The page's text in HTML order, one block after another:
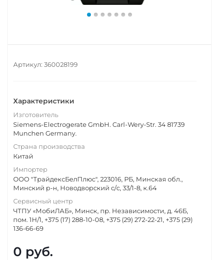
Артикул: 360028199
Характеристики
Изготовитель
Siemens-Electrogerate GmbH. Carl-Wery-Str. 34 81739
Munchen Germany.
Страна производства
Китай
Импортер
ООО "ТрайдексБелПлюс", 223016, РБ, Минская обл.,
Минский р-н, Новодворский с/с, 33/1-8, к.64
Сервисный центр
ЧТПУ «МобиЛАБ», Минск, пр. Независимости, д. 46Б,
пом. 1Н/1, +375 (17) 288-10-08, +375 (29) 272-22-21, +375 (29)
136-66-69
0 руб.